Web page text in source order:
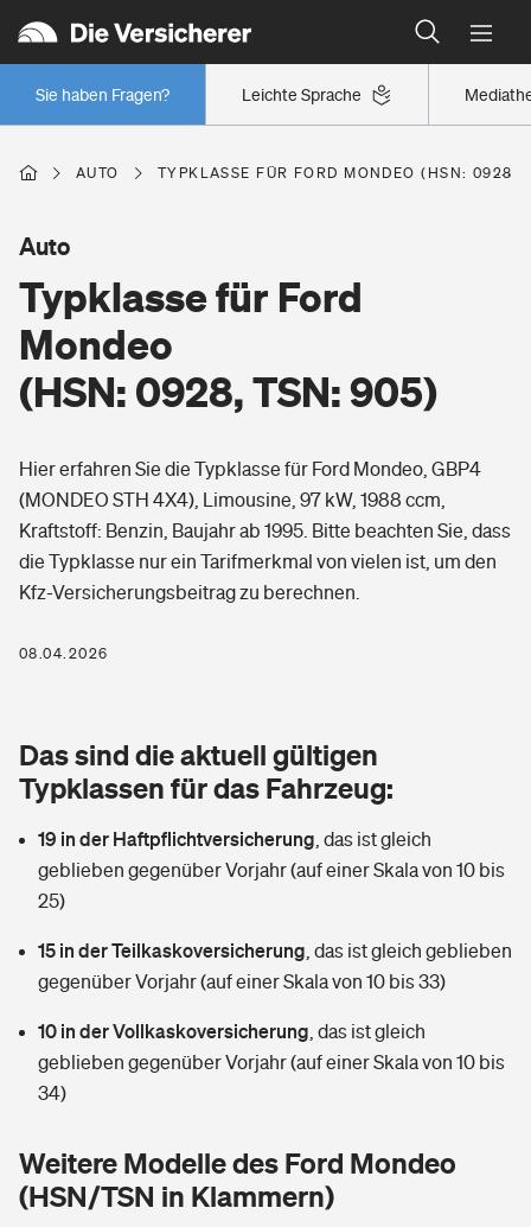
Leichte Sprache
Sie haben Fragen?
Wer versichert was: Jetzt Versicherer finden
Regionalklassen: So ist Ihre Region eingestuft
Wer versichert was: Jetzt Versicherer finden
Berufsunfähigkeitsversicherung
Arbeitsrechtsschutz
Berufshaftpflichtversicherung
Rentenrechner: Wie viel Geld bekomme ich im Alter?
Wer versichert was: Jetzt Versicherer finden
Sie haben Fragen?
Wohnen
Wohngebäudeversicherung
Hausratversicherung
Elementarversicherung
Photovoltaik
Wärmepumpen versichern
Vermieterrrechtsschutz
Mietkautionsversicherung
Restkreditversicherung
Zur Übersicht
Tools
Wer versichert was: Jetzt Versicherer finden
Pri­vate Haft­pflicht­
Rechts­schutz­ver­si­che­rung
Kinderunfall­ver­si­che­rung
Reiseversicherung
Handyversicherung
Musikinstrumentenversicherung
Gesundheit
Private Krankenversicherung
Tierkrankenversicherung
Zur Übersicht
Sie haben Fragen?
AUTO TYPKLASSE FÜR FORD MONDEO (HSN: 0928,
Typklasse für Ford
Mondeo
(HSN: 0928, TSN: 905)
Auto
Hier erfahren Sie die Typklasse für Ford Mondeo, GBP4
(MONDEO STH 4X4), Limousine, 97 kW, 1988 ccm,
Kraftstoff: Benzin, Baujahr ab 1995. Bitte beachten Sie, dass
die Typklasse nur ein Tarifmerkmal von vielen ist, um den
Kfz-Versicherungsbeitrag zu berechnen.
08.04.2026
Das sind die aktuell gültigen
Typklassen für das Fahrzeug:
19 in der Haftpflichtversicherung das ist gleich
geblieben gegenüber Vorjahr (auf einer Skala von 10 bis
25)
15 in der Teilkaskoversicherung das ist gleich geblieben
gegenüber Vorjahr (auf einer Skala von 10 bis 33)
10 in der Vollkaskoversicherung das ist gleich
geblieben gegenüber Vorjahr (auf einer Skala von 10 bis
34)
Weitere Modelle des Ford Mondeo
(HSN/TSN in Klammern)